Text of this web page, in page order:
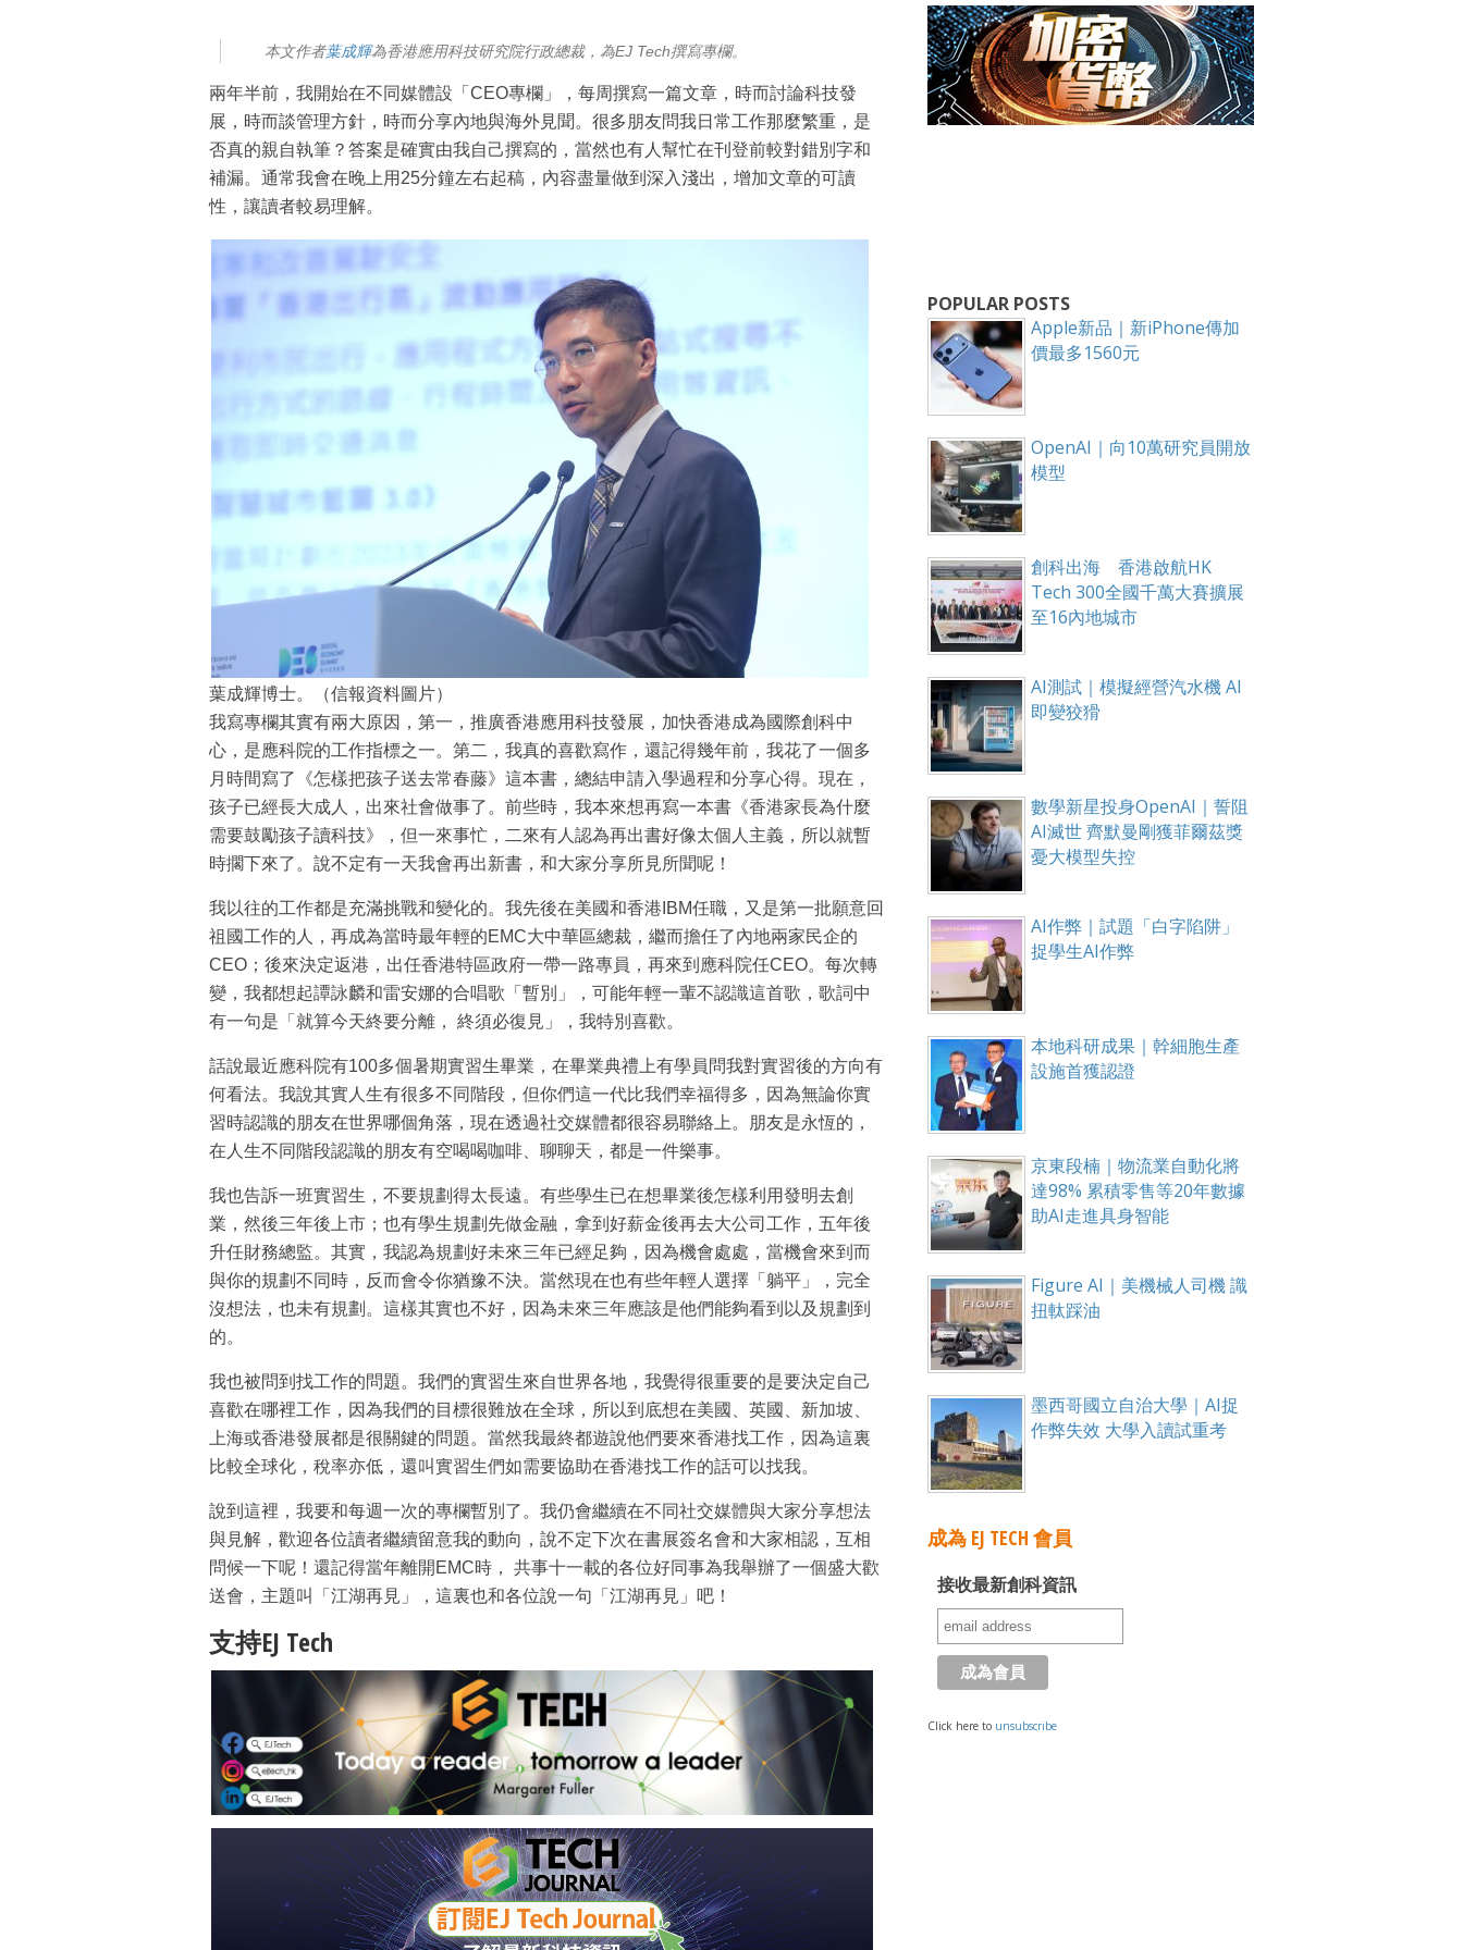
本文作者葉成輝為香港應用科技研究院行政總裁，為EJ Tech撰寫專欄。
兩年半前，我開始在不同媒體設「CEO專欄」，每周撰寫一篇文章，時而討論科技發
展，時而談管理方針，時而分享內地與海外見聞。很多朋友問我日常工作那麼繁重，是
否真的親自執筆？答案是確實由我自己撰寫的，當然也有人幫忙在刊登前較對錯別字和
補漏。通常我會在晚上用25分鐘左右起稿，內容盡量做到深入淺出，增加文章的可讀
性，讓讀者較易理解。
葉成輝博士。（信報資料圖片）
我寫專欄其實有兩大原因，第一，推廣香港應用科技發展，加快香港成為國際創科中
心，是應科院的工作指標之一。第二，我真的喜歡寫作，還記得幾年前，我花了一個多
月時間寫了《怎樣把孩子送去常春藤》這本書，總結申請入學過程和分享心得。現在，
孩子已經長大成人，出來社會做事了。前些時，我本來想再寫一本書《香港家長為什麼
需要鼓勵孩子讀科技》，但一來事忙，二來有人認為再出書好像太個人主義，所以就暫
時擱下來了。說不定有一天我會再出新書，和大家分享所見所聞呢！
我以往的工作都是充滿挑戰和變化的。我先後在美國和香港IBM任職，又是第一批願意回
祖國工作的人，再成為當時最年輕的EMC大中華區總裁，繼而擔任了內地兩家民企的
CEO；後來決定返港，出任香港特區政府一帶一路專員，再來到應科院任CEO。每次轉
變，我都想起譚詠麟和雷安娜的合唱歌「暫別」，可能年輕一輩不認識這首歌，歌詞中
有一句是「就算今天終要分離， 終須必復見」，我特別喜歡。
話說最近應科院有100多個暑期實習生畢業，在畢業典禮上有學員問我對實習後的方向有
何看法。我說其實人生有很多不同階段，但你們這一代比我們幸福得多，因為無論你實
習時認識的朋友在世界哪個角落，現在透過社交媒體都很容易聯絡上。朋友是永恆的，
在人生不同階段認識的朋友有空喝喝咖啡、聊聊天，都是一件樂事。
我也告訴一班實習生，不要規劃得太長遠。有些學生已在想畢業後怎樣利用發明去創
業，然後三年後上市；也有學生規劃先做金融，拿到好薪金後再去大公司工作，五年後
升任財務總監。其實，我認為規劃好未來三年已經足夠，因為機會處處，當機會來到而
與你的規劃不同時，反而會令你猶豫不決。當然現在也有些年輕人選擇「躺平」，完全
沒想法，也未有規劃。這樣其實也不好，因為未來三年應該是他們能夠看到以及規劃到
的。
我也被問到找工作的問題。我們的實習生來自世界各地，我覺得很重要的是要決定自己
喜歡在哪裡工作，因為我們的目標很難放在全球，所以到底想在美國、英國、新加坡、
上海或香港發展都是很關鍵的問題。當然我最終都遊說他們要來香港找工作，因為這裏
比較全球化，稅率亦低，還叫實習生們如需要協助在香港找工作的話可以找我。
說到這裡，我要和每週一次的專欄暫別了。我仍會繼續在不同社交媒體與大家分享想法
與見解，歡迎各位讀者繼續留意我的動向，說不定下次在書展簽名會和大家相認，互相
問候一下呢！還記得當年離開EMC時， 共事十一載的各位好同事為我舉辦了一個盛大歡
送會，主題叫「江湖再見」，這裏也和各位說一句「江湖再見」吧！
支持EJ Tech
POPULAR POSTS
Apple新品｜新iPhone傳加
價最多1560元
OpenAI｜向10萬研究員開放
模型
創科出海 香港啟航HK
Tech 300全國千萬大賽擴展
至16內地城市
AI測試｜模擬經營汽水機 AI
即變狡猾
數學新星投身OpenAI｜誓阻
AI滅世 齊默曼剛獲菲爾茲獎
憂大模型失控
AI作弊｜試題「白字陷阱」
捉學生AI作弊
本地科研成果｜幹細胞生產
設施首獲認證
京東段楠｜物流業自動化將
達98% 累積零售等20年數據
助AI走進具身智能
Figure AI｜美機械人司機 識
扭軚踩油
墨西哥國立自治大學｜AI捉
作弊失效 大學入讀試重考
成為 EJ TECH 會員
接收最新創科資訊
Click here to unsubscribe
成為 EJ Tech 會員
最新資訊（附創業懶人包），直達郵箱！